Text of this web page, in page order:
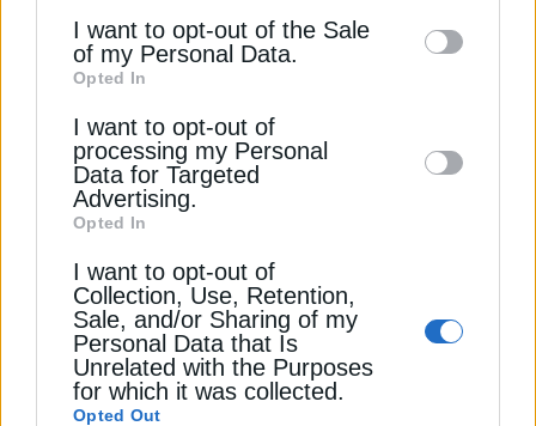
information may also be disclosed by us to
third parties on theIAB’s List of
Downstream Participants
disclose it to other third parties.
I want to opt-out of the Sale
of my Personal Data.
Opted In
I want to opt-out of
processing my Personal
Data for Targeted
Advertising.
Opted In
I want to opt-out of
Collection, Use, Retention,
Sale, and/or Sharing of my
Personal Data that Is
Unrelated with the Purposes
for which it was collected.
Opted Out
δυναμικότητας σε τερματικό LNG
Αλλάζει ξαφνικά ο καιρός, πορτοκαλί
προειδοποίηση σε ορισμένες περιοχές
Ποια αγορά μεταχειρισμένων αυτοκινήτων στην
Ευρώπη “έτρεξε” και ποια έμεινε πίσω στο α’
ΕΞΟΡΥΞΕΙΣ ΛΙΓΝΙΤΗΣ
ΣΥΝΔΕΣΜΟΣ ΜΕΤΑΛΛΕΥΤΙΚΩΝ ΕΠΙΧΕΙΡΗΣΕΩΝ (ΣΜΕ)